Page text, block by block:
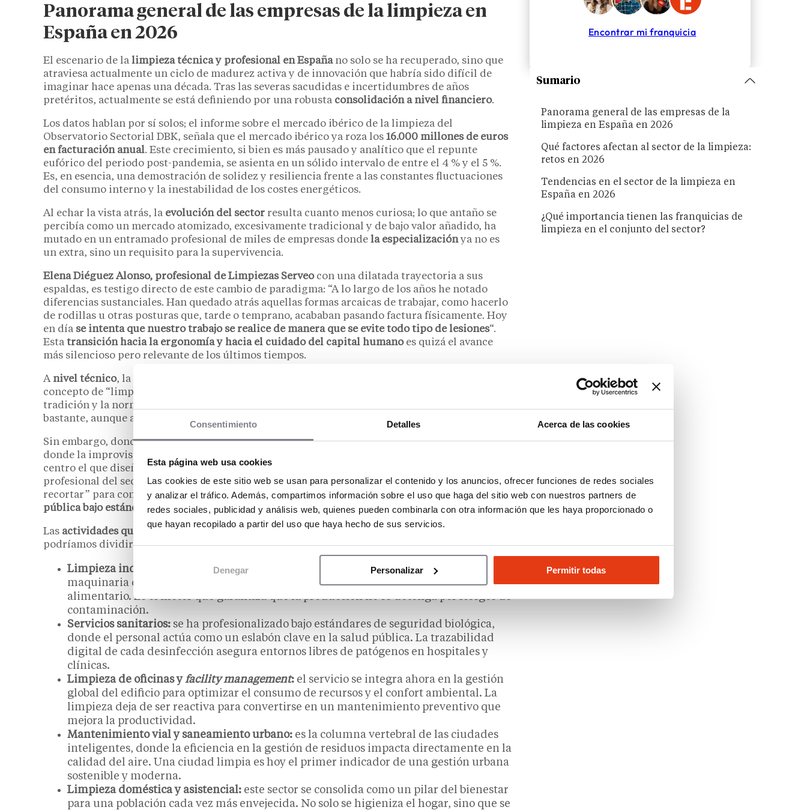
Consentimiento Detalles Acerca de las cookies
Esta página web usa cookies
Las cookies de este sitio web se usan para personalizar el contenido y los anuncios, ofrecer funciones de redes sociales
y analizar el tráfico. Además, compartimos información sobre el uso que haga del sitio web con nuestros partners de
redes sociales, publicidad y análisis web, quienes pueden combinarla con otra información que les haya proporcionado o
que hayan recopilado a partir del uso que haya hecho de sus servicios.
Denegar Personalizar Permitir todas
Panorama general de las empresas de la limpieza en
España en 2026
El escenario de la limpieza técnica y profesional en Españano solo se ha recuperado, sino que
atraviesa actualmente un ciclo de madurez activa y de innovación que habría sido difícil de
imaginar hace apenas una década. Tras las severas sacudidas e incertidumbres de años
pretéritos, actualmente se está definiendo por una robusta consolidación a nivel financiero.
Los datos hablan por sí solos; el informe sobre el mercado ibérico de la limpieza del
Observatorio Sectorial DBK, señala que el mercado ibérico ya roza los 16.000 millones de euros
en facturación anual. Este crecimiento, si bien es más pausado y analítico que el repunte
eufórico del periodo post-pandemia, se asienta en un sólido intervalo de entre el 4 % y el 5 %.
Es, en esencia, una demostración de solidez y resiliencia frente a las constantes fluctuaciones
del consumo interno y la inestabilidad de los costes energéticos.
Al echar la vista atrás, la evolución del sector resulta cuanto menos curiosa; lo que antaño se
percibía como un mercado atomizado, excesivamente tradicional y de bajo valor añadido, ha
mutado en un entramado profesional de miles de empresas donde la especializaciónya no es
un extra, sino un requisito para la supervivencia.
Elena Diéguez Alonso, profesional de Limpiezas Serveocon una dilatada trayectoria a sus
espaldas, es testigo directo de este cambio de paradigma: “A lo largo de los años he notado
diferencias sustanciales. Han quedado atrás aquellas formas arcaicas de trabajar, como hacerlo
de rodillas u otras posturas que, tarde o temprano, acababan pasando factura físicamente. Hoy
en día se intenta que nuestro trabajo se realice de manera que se evite todo tipo de lesiones“.
Esta transición hacia la ergonomía y hacia el cuidado del capital humanoes quizá el avance
más silencioso pero relevante de los últimos tiempos.
A nivel técnico, la sofisticación de las herramientas y la química empleada ha redefinido el
concepto de “limpio”. Diéguez Alonso
tradición y la normativa conviven en el centro de trabajo: “Los productos han mejorado
bastante, aunque algunos clásicos como la lejía siguen estando presentes”.
Sin embargo, donde la especialización se vuelve crítica es en losentornos de alta complejidad,
donde la improvisación no tiene cabida. “En el trabajo de hospital, por ejemplo, es el propio
centro el que diseña los protocolos de limpieza adecuados para cada área específica”, añade la
profesional del sector, subrayando que en 2026 la limpieza ha dejado de ser un “gasto a
recortar” para convertirse en una “inversión en activos” y, sobre todo, en unagarantía de salud
pública bajo estándares europeoscada vez más rigurosos.
Las actividades que hoy integran este sector económico
son diversas y muy especializadas;
podríamos dividirlas en estas categorías:
Limpieza industrial y técnica:requiere una formación técnica rigurosa para manejar
maquinaria de alta precisión y procesos de desinfección crítica en el sector
alimentario. Es el motor que garantiza que la producción no se detenga por riesgos de
contaminación.
Servicios sanitarios: se ha profesionalizado bajo estándares de seguridad biológica,
donde el personal actúa como un eslabón clave en la salud pública. La trazabilidad
digital de cada desinfección asegura entornos libres de patógenos en hospitales y
clínicas.
Limpieza de oficinas y facility management: el servicio se integra ahora en la gestión
global del edificio para optimizar el consumo de recursos y el confort ambiental. La
limpieza deja de ser reactiva para convertirse en un mantenimiento preventivo que
mejora la productividad.
Mantenimiento vial y saneamiento urbano: es la columna vertebral de las ciudades
inteligentes, donde la eficiencia en la gestión de residuos impacta directamente en la
calidad del aire. Una ciudad limpia es hoy el primer indicador de una gestión urbana
sostenible y moderna.
Limpieza doméstica y asistencial: este sector se consolida como un pilar del bienestar
para una población cada vez más envejecida. No solo se higieniza el hogar, sino que se
Encontrar mi franquicia
Sumario
Panorama general de las empresas de la
limpieza en España en 2026
Qué factores afectan al sector de la limpieza:
retos en 2026
Tendencias en el sector de la limpieza en
España en 2026
¿Qué importancia tienen las franquicias de
limpieza en el conjunto del sector?